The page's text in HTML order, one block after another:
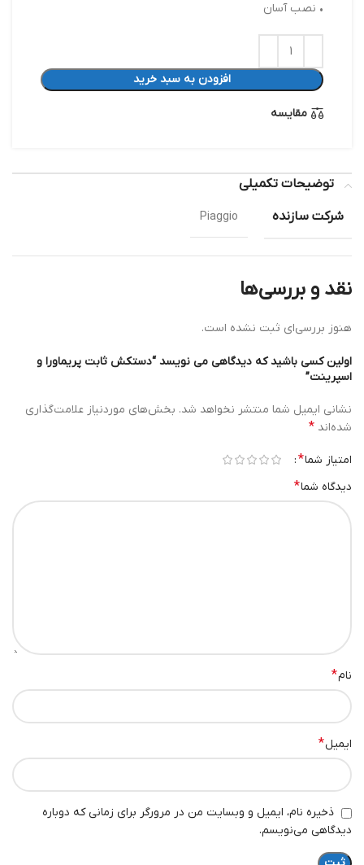
• نصب آسان
افزودن به سبد خرید
مقایسه
توضیحات تکمیلی
شرکت سازنده
Piaggio
نقد و بررسی‌ها
هنوز بررسی‌ای ثبت نشده است.
اولین کسی باشید که دیدگاهی می نویسد “دستکش ثابت پریماورا و
اسپرینت”
نشانی ایمیل شما منتشر نخواهد شد. بخش‌های موردنیاز علامت‌گذاری
شده‌اند *
امتیاز شما*
دیدگاه شما*
نام*
ایمیل*
ذخیره نام، ایمیل و وبسایت من در مرورگر برای زمانی که دوباره
دیدگاهی می‌نویسم.